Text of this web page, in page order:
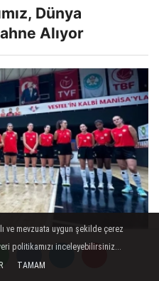
Dünya
Alıyor
Ligi Sezonunu
ve mevzuata uygun şekilde çerez
politikamızı inceleyebilirsiniz...
TAMAM